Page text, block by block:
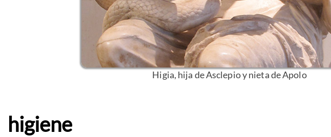
Higia, hija de Asclepio y nieta de Apolo
higiene